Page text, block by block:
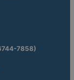
7858)